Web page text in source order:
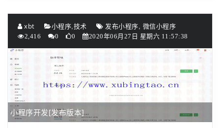
xbt 小程序,技术 发布小程序, 微信小程序
2,416 0 0 2020年06月27日 星期六 11:57:38
小程序开发[发布版本]